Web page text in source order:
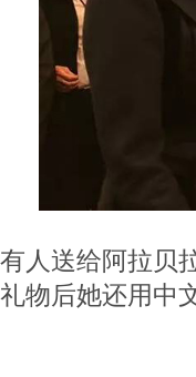
有人送给阿拉贝
礼物后她还用中